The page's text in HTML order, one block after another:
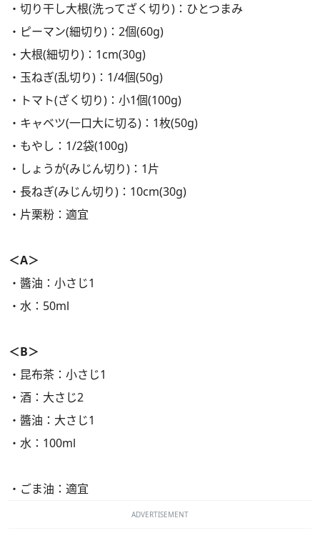
・切り干し大根(洗ってざく切り)：ひとつまみ
・ピーマン(細切り)：2個(60g)
・大根(細切り)：1cm(30g)
・玉ねぎ(乱切り)：1/4個(50g)
・トマト(ざく切り)：小1個(100g)
・キャベツ(一口大に切る)：1枚(50g)
・もやし：1/2袋(100g)
・しょうが(みじん切り)：1片
・長ねぎ(みじん切り)：10cm(30g)
・片栗粉：適宜
＜A＞
・醬油：小さじ1
・水：50ml
＜B＞
・昆布茶：小さじ1
・酒：大さじ2
・醬油：大さじ1
・水：100ml
・ごま油：適宜
ADVERTISEMENT